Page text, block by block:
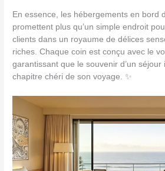
En essence, les hébergements en bord
promettent plus qu’un simple endroit
clients dans un royaume de délices
riches. Chaque coin est conçu avec le
garantissant que le souvenir d’un séjour
chapitre chéri de son voyage. ✨